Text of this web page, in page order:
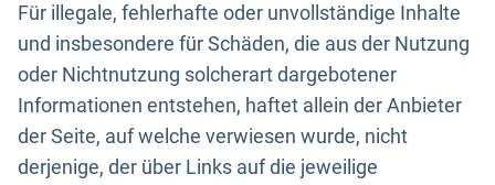
Für illegale, fehlerhafte oder unvollständige Inhalte
und insbesondere für Schäden, die aus der Nutzung
oder Nichtnutzung solcherart dargebotener
Informationen entstehen, haftet allein der Anbieter
der Seite, auf welche verwiesen wurde, nicht
derjenige, der über Links auf die jeweilige